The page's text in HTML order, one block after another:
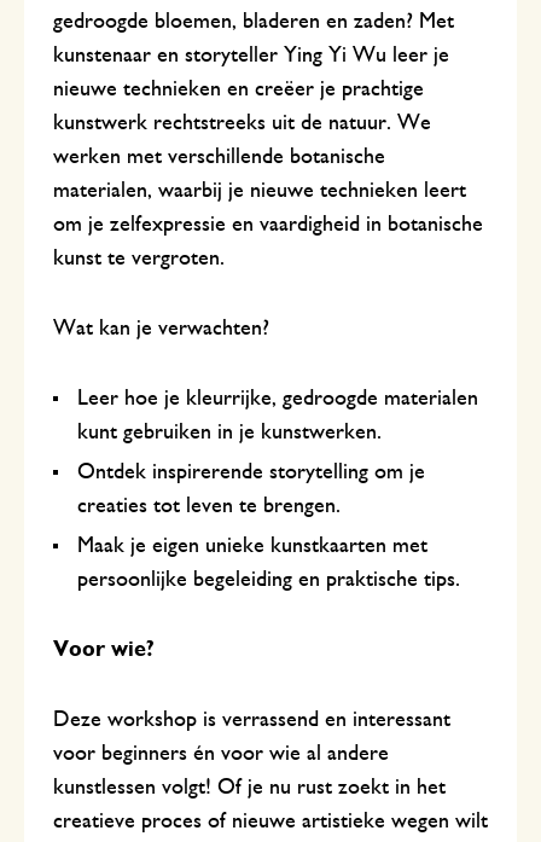
gedroogde bloemen, bladeren en zaden? Met
kunstenaar en storyteller Ying Yi Wu leer je
nieuwe technieken en creëer je prachtige
kunstwerk rechtstreeks uit de natuur. We
werken met verschillende botanische
materialen, waarbij je nieuwe technieken leert
om je zelfexpressie en vaardigheid in botanische
kunst te vergroten.
Wat kan je verwachten?
Leer hoe je kleurrijke, gedroogde materialen
kunt gebruiken in je kunstwerken.
Ontdek inspirerende storytelling om je
creaties tot leven te brengen.
Maak je eigen unieke kunstkaarten met
persoonlijke begeleiding en praktische tips.
Voor wie?
Deze workshop is verrassend en interessant
voor beginners én voor wie al andere
kunstlessen volgt! Of je nu rust zoekt in het
creatieve proces of nieuwe artistieke wegen wilt